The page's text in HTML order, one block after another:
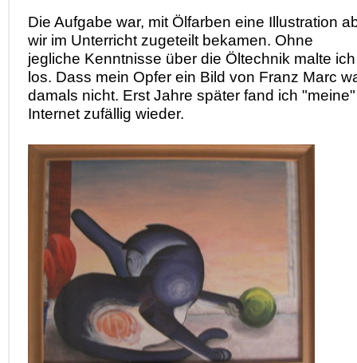
Die Aufgabe war, mit Ölfarben eine Illustration
wir im Unterricht zugeteilt bekamen. Ohne
jegliche Kenntnisse über die Öltechnik malte
los. Dass mein Opfer ein Bild von Franz Marc
damals nicht. Erst Jahre später fand ich
Internet zufällig wieder.